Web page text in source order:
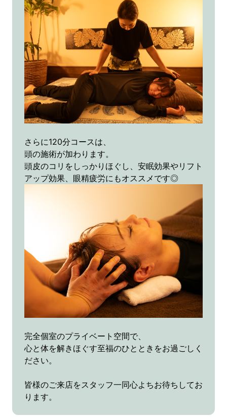
さらに120分コースは、
頭の施術が加わります。
頭皮のコリをしっかりほぐし、安眠効果やリフト
アップ効果、眼精疲労にもオススメです◎
完全個室のプライベート空間で、
心と体を解きほぐす至福のひとときをお過ごしく
ださい。
皆様のご来店をスタッフ一同心よちお待ちしてお
ります。